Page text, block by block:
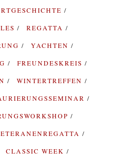
REGATTA
YACHTEN
FREUNDESKREIS
WINTERTREFFEN
CLASSIC WEEK